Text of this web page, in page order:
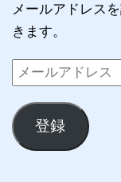
メールアドレス
きます。
メ
ー
ル
ア
登録